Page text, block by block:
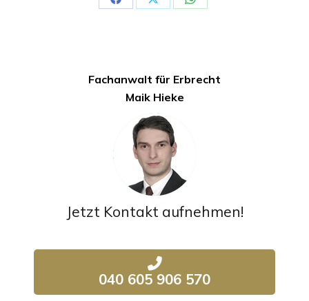
Share
Share
Share
Fachanwalt für Erbrecht
Maik Hieke
Jetzt Kontakt aufnehmen!
040 605 906 570